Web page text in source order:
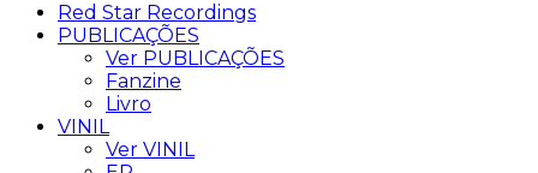
Red Star Recordings
PUBLICAÇÕES
Ver PUBLICAÇÕES
Fanzine
Livro
VINIL
Ver VINIL